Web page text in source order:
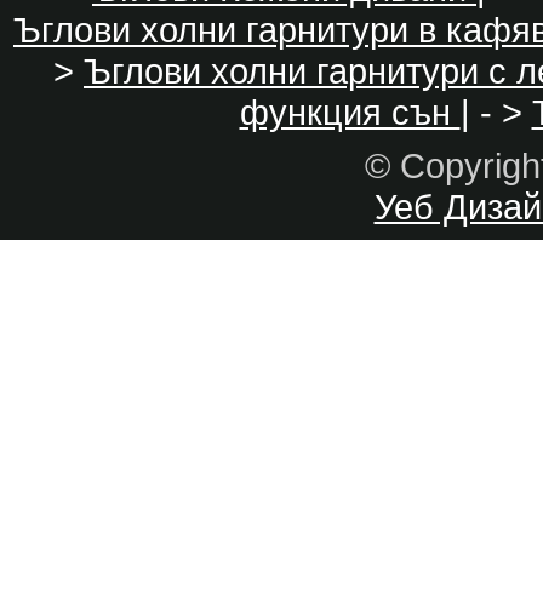
Ъглови холни гарнитури в
> Ъглови холни гарнитури с
функция сън | - >
©
Уеб